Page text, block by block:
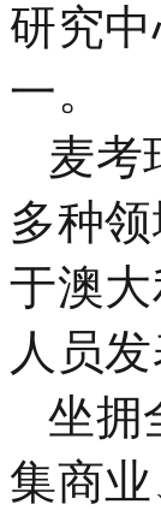
研究
一。
麦考
多种
于澳
人员
坐拥
集商